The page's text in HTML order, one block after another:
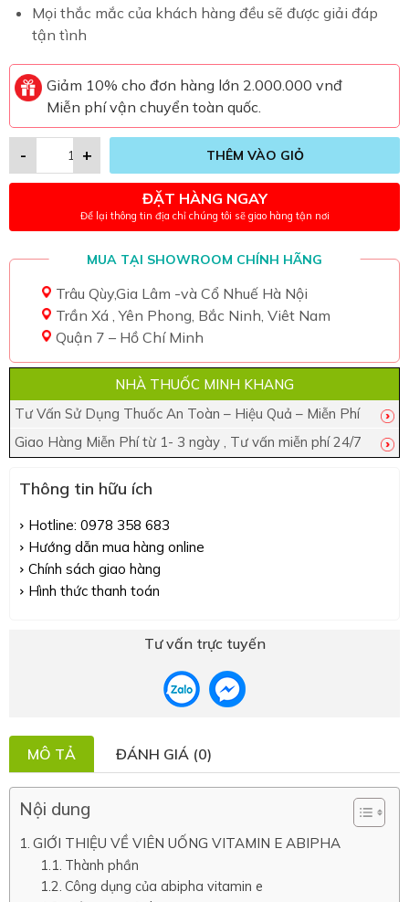
Mọi thắc mắc của khách hàng đều sẽ được giải đáp
tận tình
Giảm 10% cho đơn hàng lớn 2.000.000 vnđ
Miễn phí vận chuyển toàn quốc.
+
- THÊM VÀO GIỎ
ĐẶT HÀNG NGAY
Để lại thông tin địa chỉ chúng tôi sẽ giao hàng tận nơi
MUA TẠI SHOWROOM CHÍNH HÃNG
Trâu Qùy,Gia Lâm -và Cổ Nhuế Hà Nội
Trần Xá , Yên Phong, Bắc Ninh, Viêt Nam
Quận 7 – Hồ Chí Minh
NHÀ THUỐC MINH KHANG
Tư Vấn Sử Dụng Thuốc An Toàn – Hiệu Quả – Miễn Phí
Giao Hàng Miễn Phí từ 1- 3 ngày , Tư vấn miễn phí 24/7
Thông tin hữu ích
Hotline: 0978 358 683
Hướng dẫn mua hàng online
Chính sách giao hàng
Hình thức thanh toán
Tư vấn trực tuyến
MÔ TẢ ĐÁNH GIÁ (0)
Nội dung
GIỚI THIỆU VỀ VIÊN UỐNG VITAMIN E ABIPHA
Thành phần
Công dụng của abipha vitamin e